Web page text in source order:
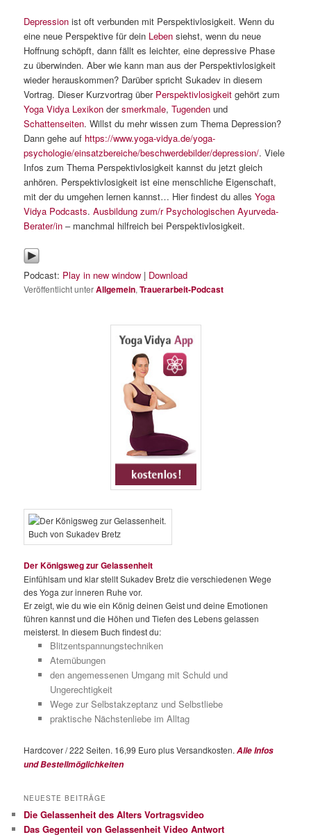
Depression ist oft verbunden mit Perspektivlosigkeit. Wenn du
eine neue Perspektive für dein Leben siehst, wenn du neue
Hoffnung schöpft, dann fällt es leichter, eine depressive Phase
zu überwinden. Aber wie kann man aus der Perspektivlosigkeit
wieder herauskommen? Darüber spricht Sukadev in diesem
Vortrag. Dieser Kurzvortrag über Perspektivlosigkeit gehört zum
Yoga Vidya Lexikon dersmerkmale,Tugenden und
Schattenseiten. Willst du mehr wissen zum Thema Depression?
Dann gehe auf https://www.yoga-vidya.de/yoga-
psychologie/einsatzbereiche/beschwerdebilder/depression/. Viele
Infos zum Thema Perspektivlosigkeit kannst du jetzt gleich
anhören. Perspektivlosigkeit ist eine menschliche Eigenschaft,
mit der du umgehen lernen kannst… Hier findest du allesYoga
Vidya Podcasts.Ausbildung zum/r Psychologischen Ayurveda-
Berater/in – manchmal hilfreich bei Perspektivlosigkeit.
Podcast: Play in new window | Download
Veröffentlicht unterAllgemein,Trauerarbeit-Podcast
Der Königsweg zur Gelassenheit
Einfühlsam und klar stellt Sukadev Bretz die verschiedenen Wege
des Yoga zur inneren Ruhe vor.
Er zeigt, wie du wie ein König deinen Geist und deine Emotionen
führen kannst und die Höhen und Tiefen des Lebens gelassen
meisterst. In diesem Buch findest du:
Blitzentspannungstechniken
Atemübungen
den angemessenen Umgang mit Schuld und
Ungerechtigkeit
Wege zur Selbstakzeptanz und Selbstliebe
praktische Nächstenliebe im Alltag
Hardcover / 222 Seiten. 16,99 Euro plus Versandkosten.Alle Infos
und Bestellmöglichkeiten
NEUESTE BEITRÄGE
Die Gelassenheit des Alters Vortragsvideo
Das Gegenteil von Gelassenheit Video Antwort